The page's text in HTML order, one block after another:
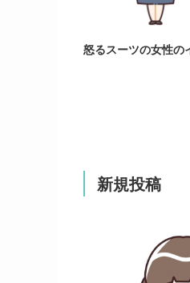
怒るスーツの女性の
新規投稿